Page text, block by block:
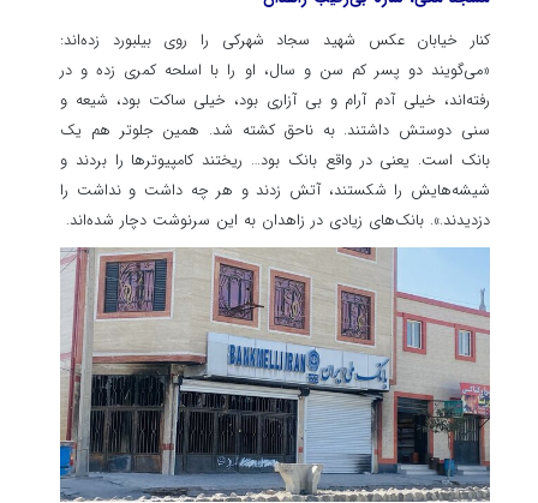
کنار خیابان عکس شهید سجاد شهرکی را روی بیلبورد زده‌اند:
«می‌گویند دو پسر کم سن و سال، او را با اسلحه کمری زده و در
رفته‌اند، خیلی آدم آرام و بی آزاری بود، خیلی ساکت بود، شیعه و
سنی دوستش داشتند. به ناحق کشته شد. همین جلوتر هم یک
بانک است. یعنی در واقع بانک بود… ریختند کامپیوترها را بردند و
شیشه‌هایش را شکستند، آتش زدند و هر چه داشت و نداشت را
دزدیدند.». بانک‌های زیادی در زاهدان به این سرنوشت دچار شده‌اند.